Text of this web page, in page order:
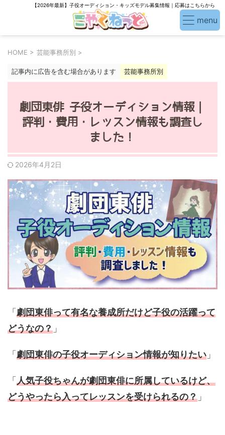
【2026年最新】子役オーディション・キッズモデル募集情報｜応募はこちらから
HOME > 芸能事務所別 >
記事内に広告を含む場合があります 芸能事務所別
劇団東俳 子役オーディション情報｜
評判・費用・レッスン情報も調査し
ました！
2026年4月2日
「 劇団東俳って有名な養成所だけど子役の活躍って
どうなの？ 」
「 劇団東俳の子役オーディション情報が知りたい 」
「 人気子役ちゃんが劇団東俳に所属しているけど、
どうやったら入ってレッスンを受けられるの？ 」